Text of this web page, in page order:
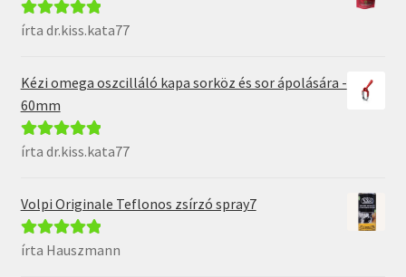
Értékelés:5 /
írta dr.kiss.kata77
Kézi omega oszcilláló kapa sorköz és sor ápolására -
60mm
Értékelés:5 /
írta dr.kiss.kata77
Volpi Originale Teflonos zsírzó spray7
Értékelés:5/
írta Hauszmann